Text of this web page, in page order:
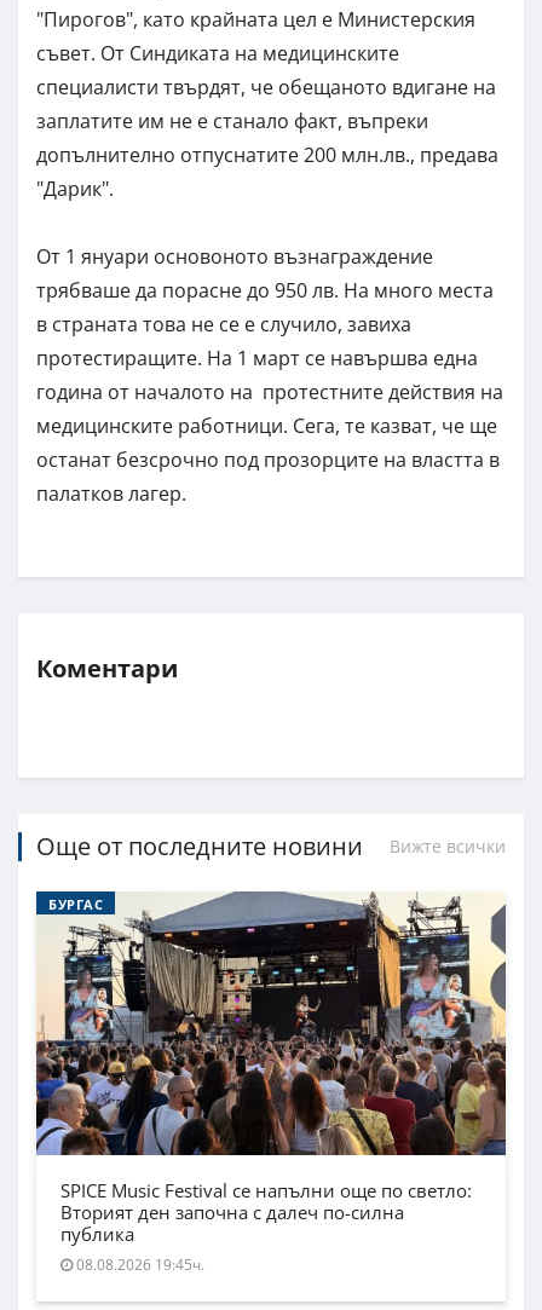
"Пирогов", като крайната цел е Министерския
съвет. От Синдиката на медицинските
специалисти твърдят, че обещаното вдигане на
заплатите им не е станало факт, въпреки
допълнително отпуснатите 200 млн.лв., предава
"Дарик".
От 1 януари основоното възнаграждение
трябваше да порасне до 950 лв. На много места
в страната това не се е случило, завиха
протестиращите. На 1 март се навършва една
година от началото на протестните действия на
медицинските работници. Сега, те казват, че ще
останат безсрочно под прозорците на властта в
палатков лагер.
Коментари
Още от последните новини Вижте всички
БУРГАС
SPICE Music Festival се напълни още по светло:
Вторият ден започна с далеч по-силна
публика
08.08.2026 19:45ч.